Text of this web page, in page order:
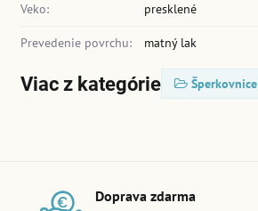
Veko: presklené
Prevedenie povrchu: matný lak
Viac z kategórie Šperkovnice
Doprava zdarma